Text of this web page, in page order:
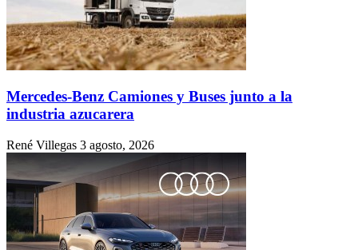
Mercedes-Benz Camiones y Buses junto a la
industria azucarera
René Villegas 3 agosto, 2026